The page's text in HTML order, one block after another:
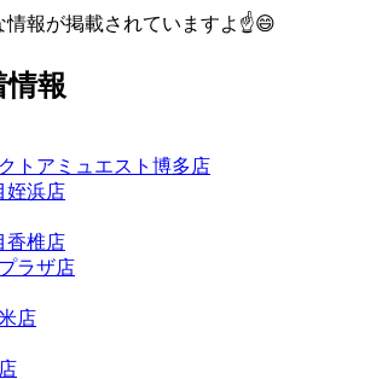
情報が掲載されていますよ☝😄
情報
トアミュエスト博多店
姪浜店
香椎店
ラザ店
店